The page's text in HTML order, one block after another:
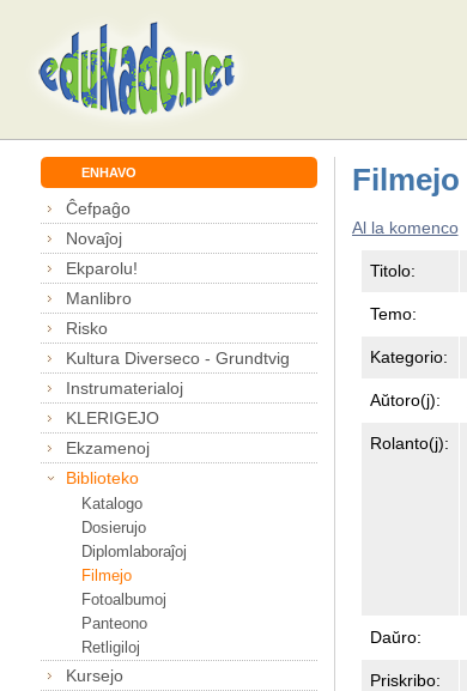
ENHAVO
Ĉefpaĝo
Novaĵoj
Ekparolu!
Manlibro
Risko
Kultura Diverseco - Grundtvig
Instrumaterialoj
KLERIGEJO
Ekzamenoj
Biblioteko
Katalogo
Dosierujo
Diplomlaboraĵoj
Filmejo
Fotoalbumoj
Panteono
Retligiloj
Kursejo
Filmejo
Al la komenco
Titolo:
Temo:
Kategorio:
Aŭtoro(j):
Rolanto(j):
Daŭro:
Priskribo: